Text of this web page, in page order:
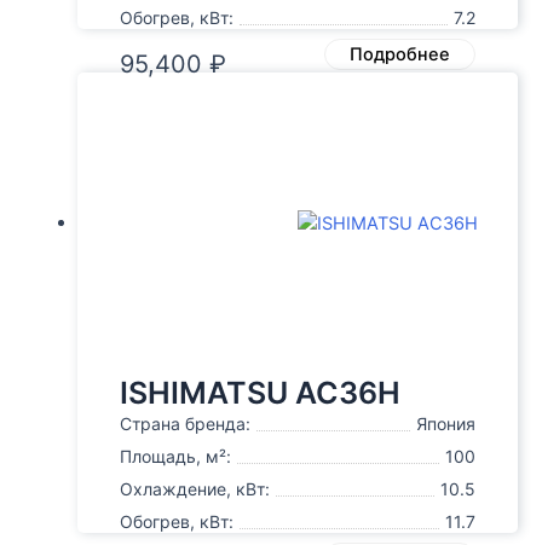
Обогрев, кВт:
7.2
95,400 ₽ Подробнее
ISHIMATSU AC36H
Страна бренда:
Япония
Площадь, м²:
100
Охлаждение, кВт:
10.5
Обогрев, кВт:
11.7